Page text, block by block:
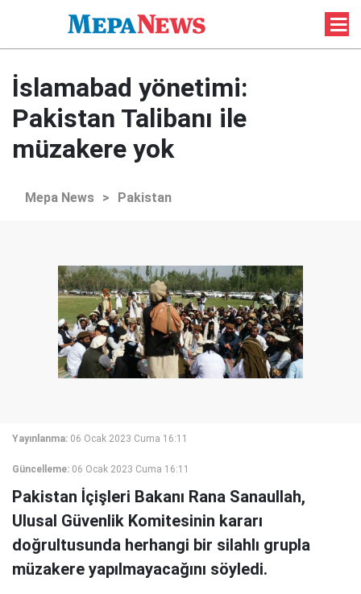
İslamabad yönetimi:
Pakistan Talibanı ile
müzakere yok
Mepa News > Pakistan
Yayınlanma: 06 Ocak 2023 Cuma 16:11
Güncelleme: 06 Ocak 2023 Cuma 16:11
Pakistan İçişleri Bakanı Rana Sanaullah,
Ulusal Güvenlik Komitesinin kararı
doğrultusunda herhangi bir silahlı grupla
müzakere yapılmayacağını söyledi.